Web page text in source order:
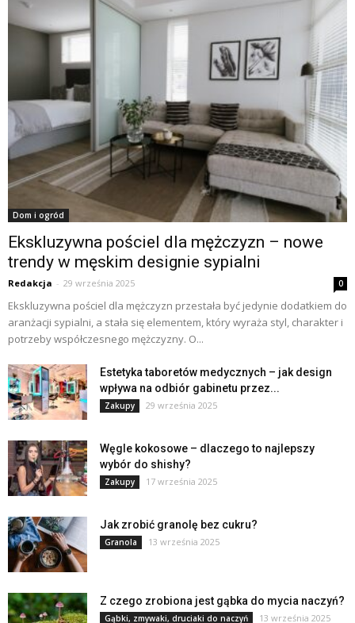
Dom i ogród
Ekskluzywna pościel dla mężczyzn – nowe
trendy w męskim designie sypialni
Redakcja - 29 września 2025 0
Ekskluzywna pościel dla mężczyzn przestała być jedynie dodatkiem do
aranżacji sypialni, a stała się elementem, który wyraża styl, charakter i
potrzeby współczesnego mężczyzny. O...
Estetyka taboretów medycznych – jak design
wpływa na odbiór gabinetu przez...
Zakupy 29 września 2025
Węgle kokosowe – dlaczego to najlepszy
wybór do shishy?
Zakupy 17 września 2025
Jak zrobić granolę bez cukru?
Granola 13 września 2025
Z czego zrobiona jest gąbka do mycia naczyń?
Gąbki, zmywaki, druciaki do naczyń 13 września 2025